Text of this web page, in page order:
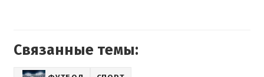
Связанные темы: